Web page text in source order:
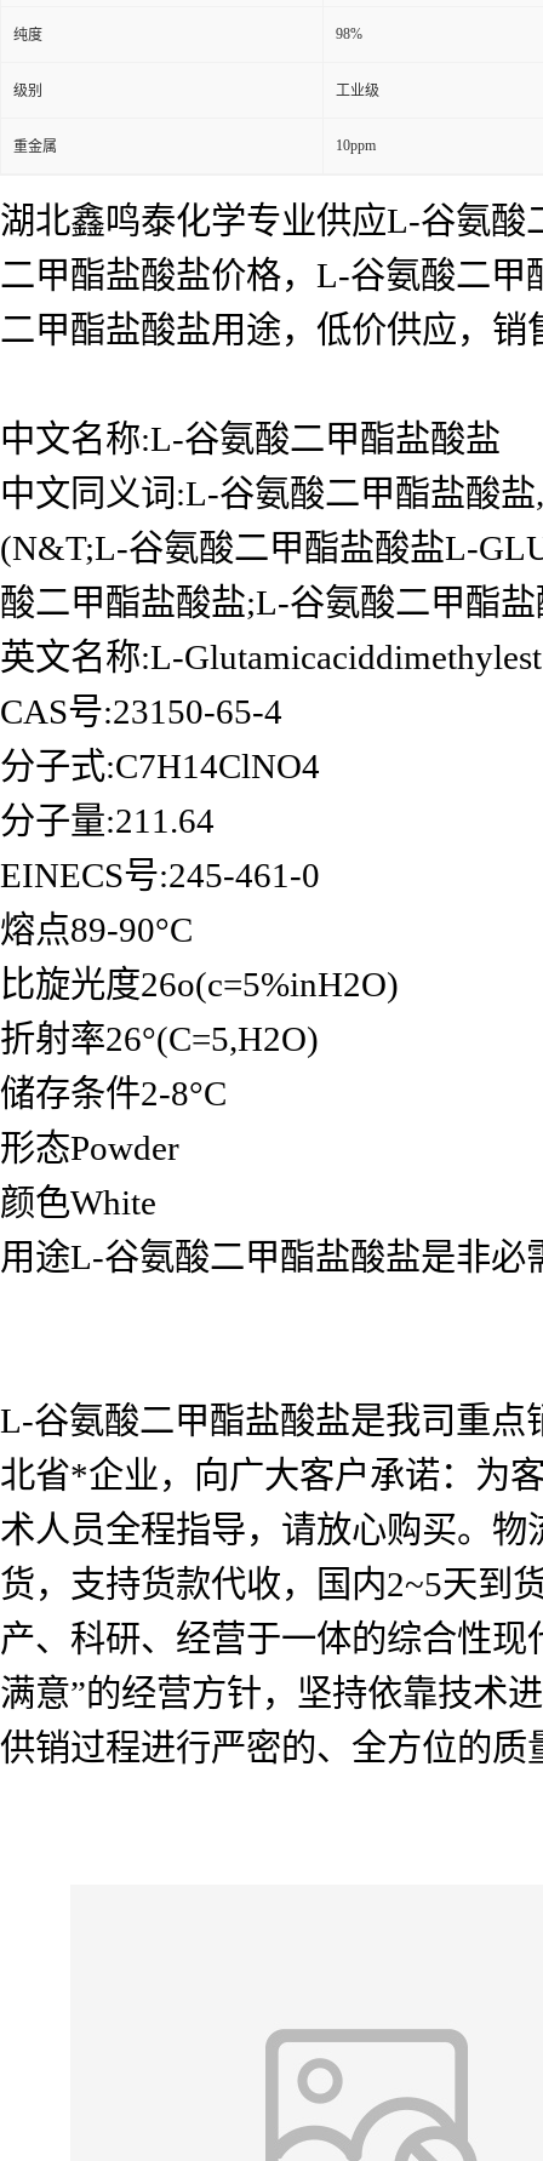
纯度 98%
级别 工业级
重金属 10ppm
湖北鑫鸣泰化学专业供应L-谷氨
二甲酯盐酸盐价格，L-谷氨酸二
二甲酯盐酸盐用途，低价供应，
中文名称:L-谷氨酸二甲酯盐酸盐
中文同义词:L-谷氨酸二甲酯盐酸
(N&T;L-谷氨酸二甲酯盐酸盐L-
酸二甲酯盐酸盐;L-谷氨酸二甲酯
英文名称:L-
CAS号:23150-65-4
分子式:C7H14ClNO4
分子量:211.64
EINECS号:245-461-0
熔点89-90°C
比旋光度26o(c=5%inH2O)
折射率26°(C=5,H2O)
储存条件2-8°C
形态Powder
颜色White
用途L-谷氨酸二甲酯盐酸盐是非
L-谷氨酸二甲酯盐酸盐是我司重
北省*企业，向广大客户承诺：为
术人员全程指导，请放心购买。
货，支持货款代收，国内2~5天到
产、科研、经营于一体的综合性
满意”的经营方针，坚持依靠技术
供销过程进行严密的、全方位的